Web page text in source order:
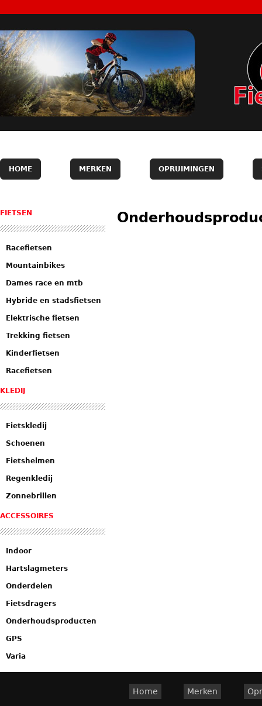
HOME MERKEN OPRUIMINGEN
FIETSEN
Racefietsen
Mountainbikes
Dames race en mtb
Hybride en stadsfietsen
Elektrische fietsen
Trekking fietsen
Kinderfietsen
Racefietsen
KLEDIJ
Fietskledij
Schoenen
Fietshelmen
Regenkledij
Zonnebrillen
ACCESSOIRES
Indoor
Hartslagmeters
Onderdelen
Fietsdragers
Onderhoudsproducten
GPS
Varia
Home Merken